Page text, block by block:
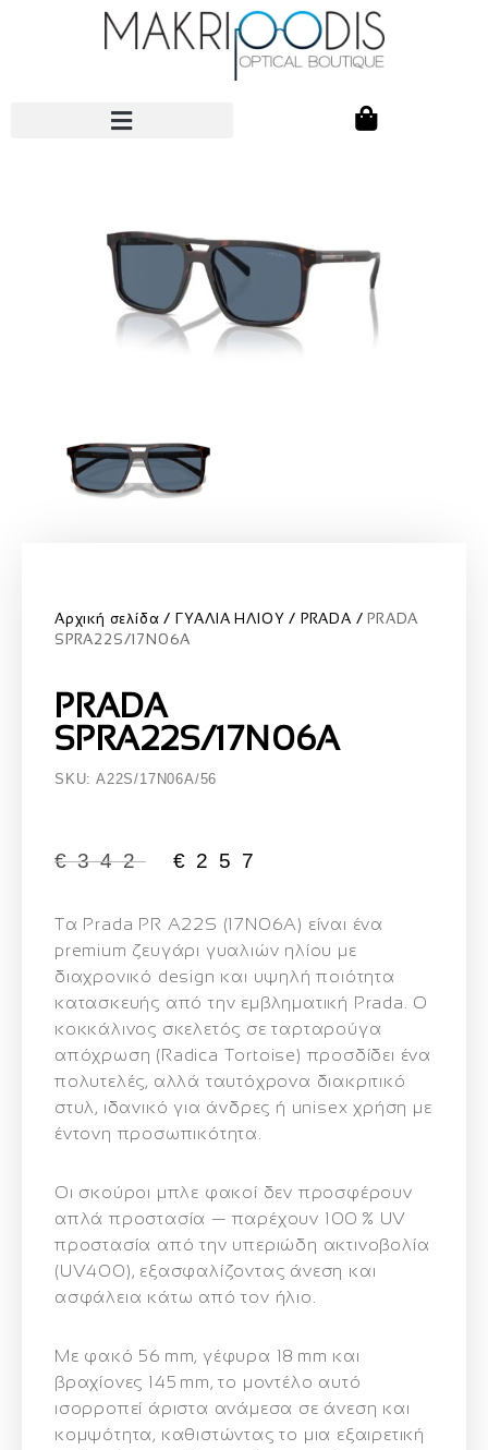
Αρχική σελίδα ΓΥΑΛΙΑ ΗΛΙΟΥ PRADA
PRADA
SPRA22S/17N06A
PRADA
SPRA22S/17N06A
SKU: A22S/17N06A/56
€342 € 257
Τα Prada PR A22S (17N06A) είναι ένα
premium ζευγάρι γυαλιών ηλίου με
διαχρονικό design και υψηλή ποιότητα
κατασκευής από την εμβληματική Prada. Ο
κοκκάλινος σκελετός σε ταρταρούγα
απόχρωση (Radica Tortoise) προσδίδει ένα
πολυτελές, αλλά ταυτόχρονα διακριτικό
στυλ, ιδανικό για άνδρες ή unisex χρήση με
έντονη προσωπικότητα.
Οι σκούροι μπλε φακοί δεν προσφέρουν
απλά προστασία — παρέχουν 100 % UV
προστασία από την υπεριώδη ακτινοβολία
(UV400), εξασφαλίζοντας άνεση και
ασφάλεια κάτω από τον ήλιο.
Με φακό 56 mm, γέφυρα 18 mm και
βραχίονες 145 mm, το μοντέλο αυτό
ισορροπεί άριστα ανάμεσα σε άνεση και
κομψότητα, καθιστώντας το μια εξαιρετική